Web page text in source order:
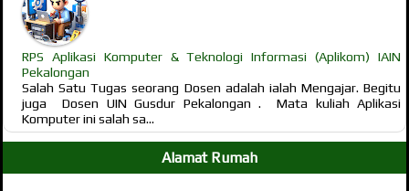
RPS Aplikasi Komputer & Teknologi Informasi (Aplikom) IAIN
Pekalongan
Salah Satu Tugas seorang Dosen adalah ialah Mengajar. Begitu
juga Dosen UIN Gusdur Pekalongan . Mata kuliah Aplikasi
Komputer ini salah sa...
Alamat Rumah